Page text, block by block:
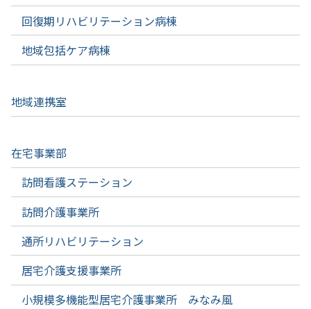
回復期リハビリテーション病棟
地域包括ケア病棟
地域連携室
在宅事業部
訪問看護ステーション
訪問介護事業所
通所リハビリテーション
居宅介護支援事業所
小規模多機能型居宅介護事業所 みなみ風